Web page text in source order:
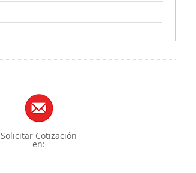
Solicitar Cotización
en: